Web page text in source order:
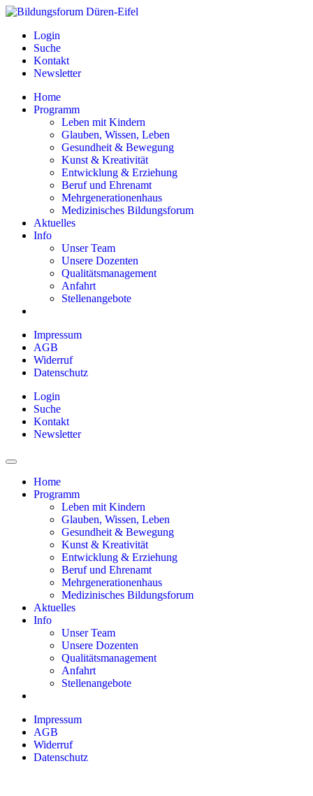
Login
Suche
Kontakt
Newsletter
Home
Programm
Leben mit Kindern
Glauben, Wissen, Leben
Gesundheit & Bewegung
Kunst & Kreativität
Entwicklung & Erziehung
Beruf und Ehrenamt
Mehrgenerationenhaus
Medizinisches Bildungsforum
Aktuelles
Info
Unser Team
Unsere Dozenten
Qualitätsmanagement
Anfahrt
Stellenangebote
Impressum
AGB
Widerruf
Datenschutz
Login
Suche
Kontakt
Newsletter
Home
Programm
Leben mit Kindern
Glauben, Wissen, Leben
Gesundheit & Bewegung
Kunst & Kreativität
Entwicklung & Erziehung
Beruf und Ehrenamt
Mehrgenerationenhaus
Medizinisches Bildungsforum
Aktuelles
Info
Unser Team
Unsere Dozenten
Qualitätsmanagement
Anfahrt
Stellenangebote
Impressum
AGB
Widerruf
Datenschutz